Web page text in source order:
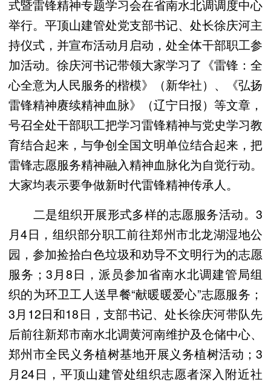
式暨雷锋精神专题学习会在省南水北调调度中心
举行。平顶山建管处党支部书记、处长徐庆河主
持仪式，并宣布活动月启动，处全体干部职工参
加活动。徐庆河书记带领大家学习了《雷锋：全
心全意为人民服务的楷模》（新华社）、《弘扬
雷锋精神赓续精神血脉》（辽宁日报）等文章，
号召全处干部职工把学习雷锋精神与党史学习教
育结合起来，与争创全国文明单位结合起来，把
雷锋志愿服务精神融入精神血脉化为自觉行动。
大家均表示要争做新时代雷锋精神传承人。
二是组织开展形式多样的志愿服务活动。3
月4日，组织部分职工前往郑州市北龙湖湿地公
园，参加捡拾白色垃圾和劝导不文明行为的志愿
服务；3月8日，派员参加省南水北调建管局组
织的为环卫工人送早餐“献暖暖爱心”志愿服务；
3月12日和18日，支部书记、处长徐庆河带队先
后前往新郑市南水北调黄河南维护及仓储中心、
郑州市全民义务植树基地开展义务植树活动；3
月24日，平顶山建管处组织志愿者深入附近社